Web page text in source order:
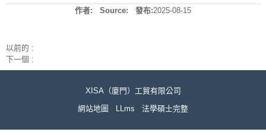
作者: Source: 發布:2025-08-15
以前的 :
下一個 :
XISA（廈門）工貿有限公司
網站地圖
LLms 法學碩士完整